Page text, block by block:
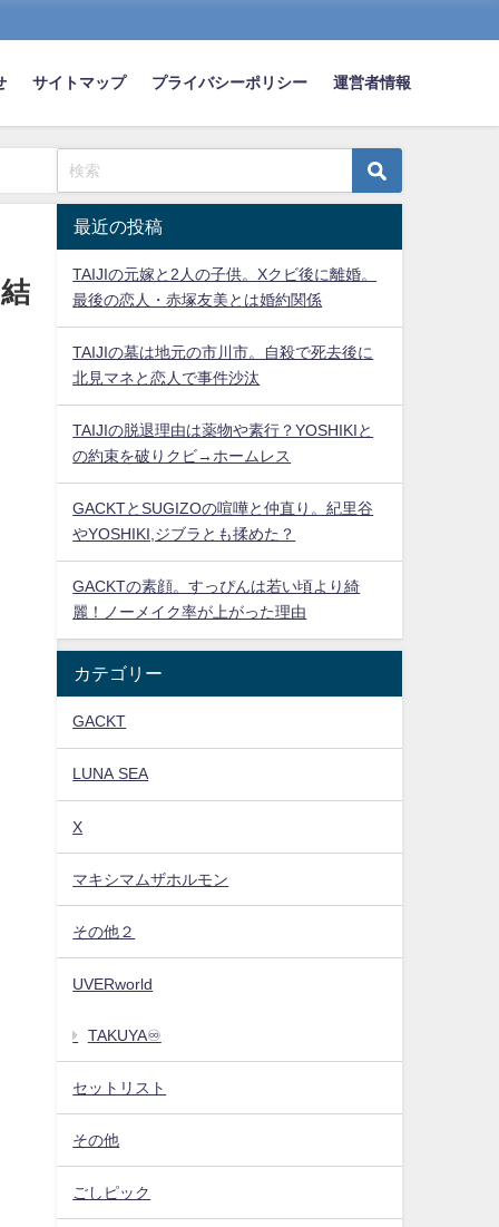
サイトマップ プライバシーポリシー 運営者情報
最近の投稿
TAIJIの元嫁と2人の子供。Xクビ後に離婚。
最後の恋人・赤塚友美とは婚約関係
TAIJIの墓は地元の市川市。自殺で死去後に
北見マネと恋人で事件沙汰
TAIJIの脱退理由は薬物や素行？YOSHIKIと
の約束を破りクビ→ホームレス
GACKTとSUGIZOの喧嘩と仲直り。紀里谷
やYOSHIKI,ジブラとも揉めた？
GACKTの素顔。すっぴんは若い頃より綺
麗！ノーメイク率が上がった理由
カテゴリー
GACKT
LUNA SEA
X
マキシマムザホルモン
その他２
UVERworld
TAKUYA♾️
セットリスト
その他
ごしピック